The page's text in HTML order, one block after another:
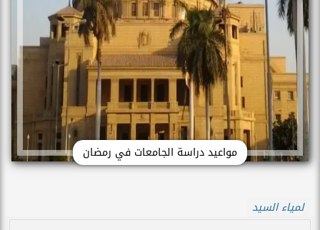
مواعيد دراسة الجامعات في رمضان
لمياء السيد